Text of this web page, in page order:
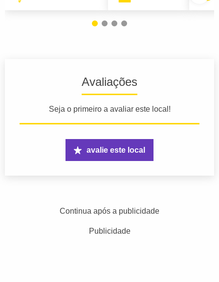
Avaliações
Seja o primeiro a avaliar este local!
avalie este local
Continua após a publicidade
Publicidade